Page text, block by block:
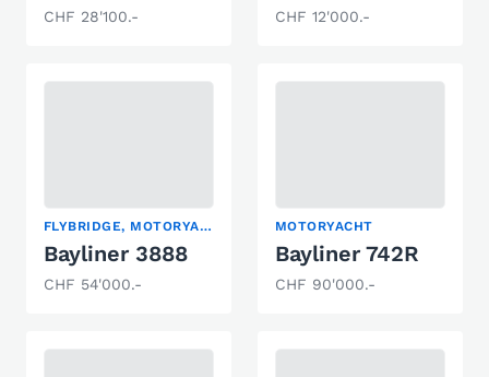
CHF 28'100.- CHF 12'000.-
FLYBRIDGE, MOTORYACHT
Bayliner 3888
CHF 54'000.-
MOTORYACHT
Bayliner 742R
CHF 90'000.-